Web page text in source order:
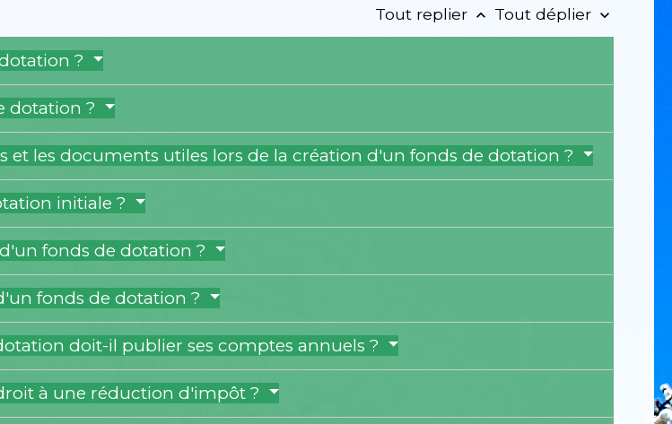
Tout replier keyboard_arrow_up Tout déplier keyboard_arrow_down
?
dotation ?
et les documents utiles lors de la création d'un fonds de dotation ?
initiale ?
fonds de dotation ?
fonds de dotation ?
doit-il publier ses comptes annuels ?
à une réduction d'impôt ?